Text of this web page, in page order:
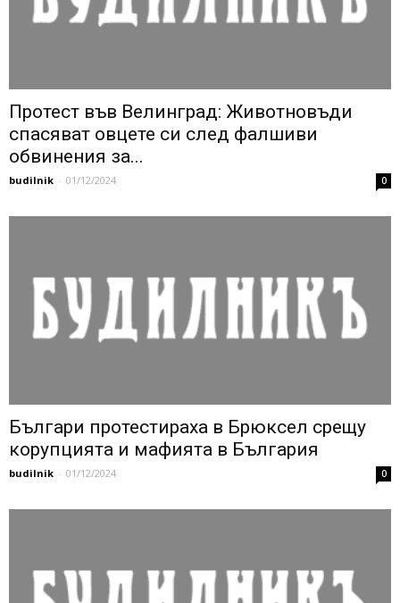
Протест във Велинград: Животновъди
спасяват овцете си след фалшиви
обвинения за...
budilnik - 01/12/2024 0
Българи протестираха в Брюксел срещу
корупцията и мафията в България
budilnik - 01/12/2024 0